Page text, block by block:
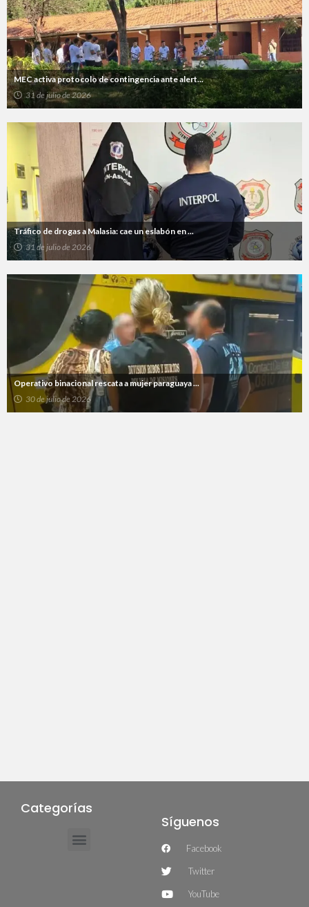
MEC activa protocolo de contingencia ante alert...
31 de julio de 2026
Tráfico de drogas a Malasia: cae un eslabón en ...
31 de julio de 2026
Operativo binacional rescata a mujer paraguaya ...
30 de julio de 2026
Categorías
Síguenos
Facebook
Twitter
YouTube